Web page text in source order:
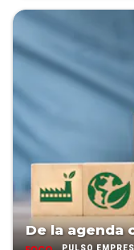
De la agenda